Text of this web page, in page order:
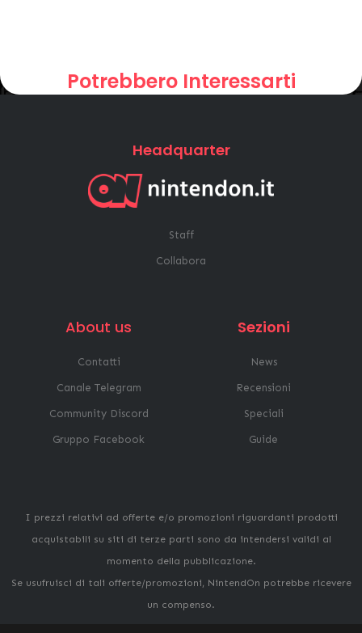
Potrebbero Interessarti
Headquarter
Staff
Collabora
About us
Contatti
Canale Telegram
Community Discord
Gruppo Facebook
Sezioni
News
Recensioni
Speciali
Guide
I prezzi relativi ad offerte e/o promozioni riguardanti prodotti
acquistabili su siti di terze parti sono da intendersi validi al
momento della pubblicazione.
Se usufruisci di tali offerte/promozioni, NintendOn potrebbe ricevere
un compenso.